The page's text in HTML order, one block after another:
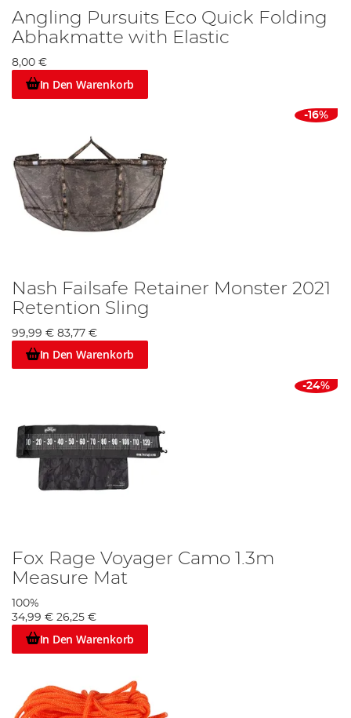
Angling Pursuits Eco Quick Folding
Abhakmatte with Elastic
8,00 €
In Den Warenkorb
-16%
Nash Failsafe Retainer Monster 2021
Retention Sling
99,99 € 83,77 €
In Den Warenkorb
-24%
Fox Rage Voyager Camo 1.3m
Measure Mat
100%
34,99 € 26,25 €
In Den Warenkorb